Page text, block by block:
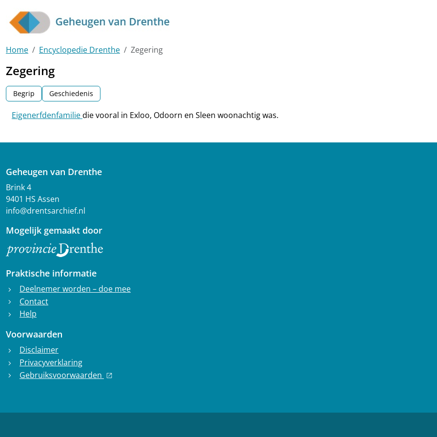
Skip to main content
Home Encyclopedie Drenthe Zegering
Zegering
Begrip Geschiedenis
Eigenerfdenfamiliedie vooral in Exloo, Odoorn en Sleen woonachtig was.
Geheugen van Drenthe
Brink 4
9401 HS Assen
info@drentsarchief.nl
Mogelijk gemaakt door
Praktische informatie
chevron_right Deelnemer worden – doe mee
chevron_right Contact
chevron_right Help
Voorwaarden
chevron_right Disclaimer
chevron_right Privacyverklaring
chevron_right Gebruiksvoorwaarden open_in_new